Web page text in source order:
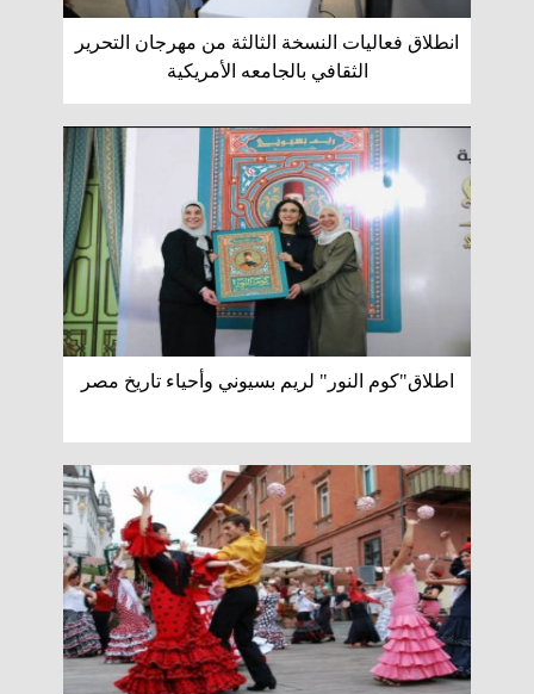
انطلاق فعاليات النسخة الثالثة من مهرجان التحرير
الثقافي بالجامعه الأمريكية
اطلاق"كوم النور" لريم بسيوني وأحياء تاريخ مصر